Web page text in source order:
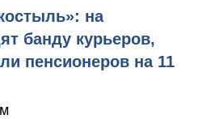
на
банду курьеров,
пенсионеров на 11